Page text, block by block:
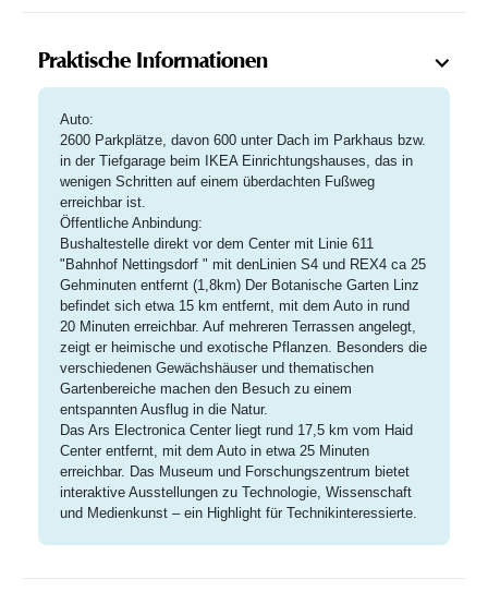
Praktische Informationen
Auto:
2600 Parkplätze, davon 600 unter Dach im Parkhaus bzw.
in der Tiefgarage beim IKEA Einrichtungshauses, das in
wenigen Schritten auf einem überdachten Fußweg
erreichbar ist.
Öffentliche Anbindung:
Bushaltestelle direkt vor dem Center mit Linie 611
"Bahnhof Nettingsdorf " mit denLinien S4 und REX4 ca 25
Gehminuten entfernt (1,8km) Der Botanische Garten Linz
befindet sich etwa 15 km entfernt, mit dem Auto in rund
20 Minuten erreichbar. Auf mehreren Terrassen angelegt,
zeigt er heimische und exotische Pflanzen. Besonders die
verschiedenen Gewächshäuser und thematischen
Gartenbereiche machen den Besuch zu einem
entspannten Ausflug in die Natur.
Das Ars Electronica Center liegt rund 17,5 km vom Haid
Center entfernt, mit dem Auto in etwa 25 Minuten
erreichbar. Das Museum und Forschungszentrum bietet
interaktive Ausstellungen zu Technologie, Wissenschaft
und Medienkunst – ein Highlight für Technikinteressierte.